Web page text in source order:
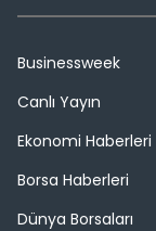
Businessweek
Canlı Yayın
Ekonomi Haberleri
Borsa Haberleri
Dünya Borsaları